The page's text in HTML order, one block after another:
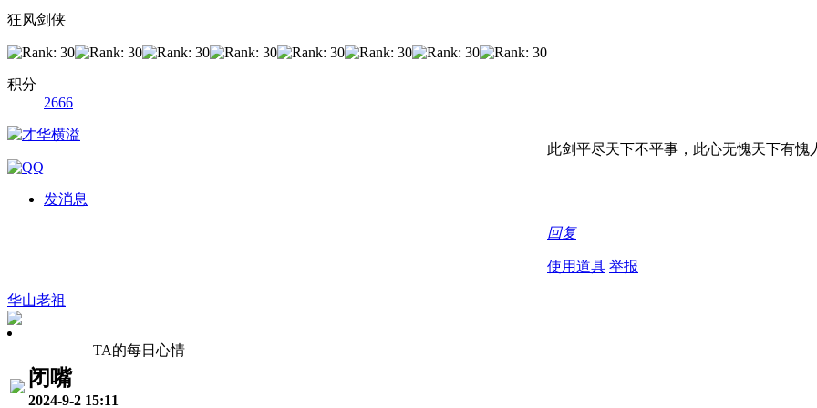
狂风剑侠
积分
2666
发消息
此剑平尽天下不平事，此心无愧天下有愧
回复
使用道具 举报
华山老祖
TA的每日心情
闭嘴
2024-9-2 15:11